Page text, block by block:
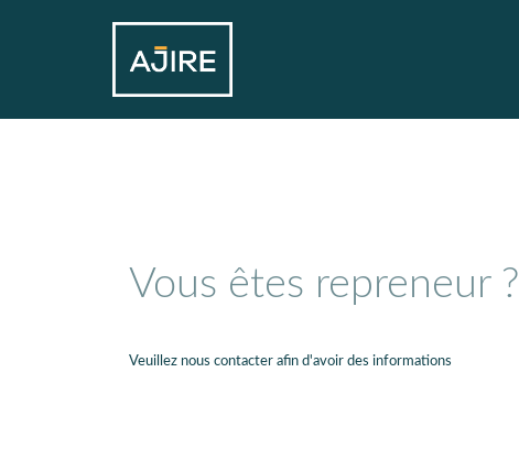
Vous êtes repreneur ?
Veuillez nous contacter afin d'avoir des informations